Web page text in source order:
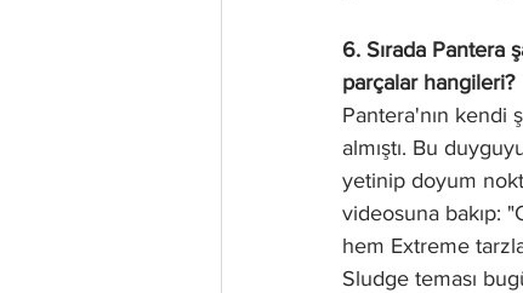
6. Sırada Pantera
parçalar hangileri?
Pantera'nın kendi
almıştı. Bu
yetinip doyum
videosuna bakıp:
hem Extreme
Sludge teması